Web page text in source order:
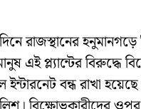
রাজস্থানের হনুমানগড়ে
এই প্ল্যান্টের বিরুদ্ধে
বন্ধ রাখা